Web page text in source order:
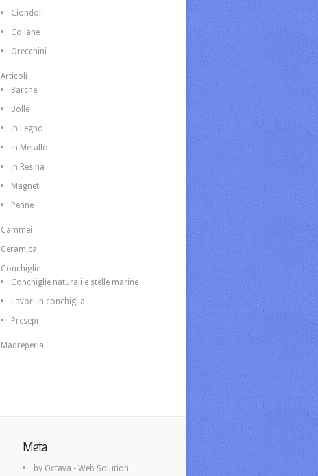
Ciondoli
Collane
Orecchini
Articoli
Barche
Bolle
in Legno
in Metallo
in Resina
Magneti
Penne
Cammei
Ceramica
Conchiglie
Conchiglie naturali e stelle marine
Lavori in conchiglia
Presepi
Madreperla
Meta
by Octava - Web Solution